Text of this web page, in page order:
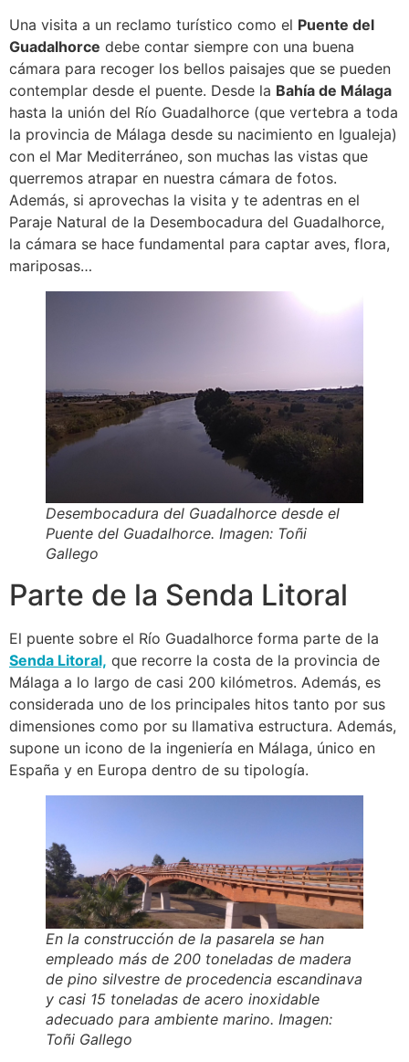
Una visita a un reclamo turístico como el Puente del
Guadalhorce debe contar siempre con una buena
cámara para recoger los bellos paisajes que se pueden
contemplar desde el puente. Desde la Bahía de Málaga
hasta la unión del Río Guadalhorce (que vertebra a toda
la provincia de Málaga desde su nacimiento en Igualeja)
con el Mar Mediterráneo, son muchas las vistas que
querremos atrapar en nuestra cámara de fotos.
Además, si aprovechas la visita y te adentras en el
Paraje Natural de la Desembocadura del Guadalhorce,
la cámara se hace fundamental para captar aves, flora,
mariposas…
Desembocadura del Guadalhorce desde el
Puente del Guadalhorce. Imagen: Toñi
Gallego
Parte de la Senda Litoral
El puente sobre el Río Guadalhorce forma parte de la
Senda Litoral, que recorre la costa de la provincia de
Málaga a lo largo de casi 200 kilómetros. Además, es
considerada uno de los principales hitos tanto por sus
dimensiones como por su llamativa estructura. Además,
supone un icono de la ingeniería en Málaga, único en
España y en Europa dentro de su tipología.
En la construcción de la pasarela se han
empleado más de 200 toneladas de madera
de pino silvestre de procedencia escandinava
y casi 15 toneladas de acero inoxidable
adecuado para ambiente marino. Imagen:
Toñi Gallego